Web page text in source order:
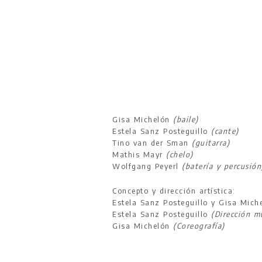
Gisa Michelón (baile)
Estela Sanz Posteguillo (cante)
Tino van der Sman (guitarra)
Mathis Mayr (chelo)
Wolfgang Peyerl (batería y
Concepto y dirección artística:
Estela Sanz Posteguillo y Gisa
Estela Sanz Posteguillo (Dirección
Gisa Michelón (Coreografía)